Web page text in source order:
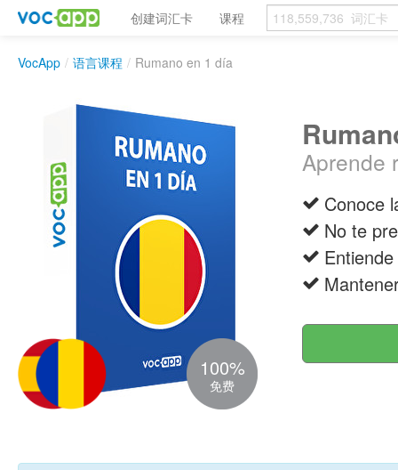
创建词汇卡 课程
VocApp / 语言课程 / Rumano en 1 día
100%
免费
Aprende
Conoce
No te